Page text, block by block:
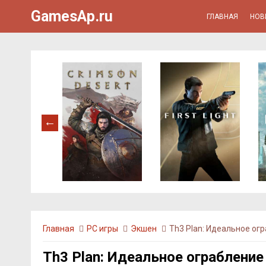
GamesAp.ru ГЛАВНАЯ
Главная PC игры Экшен Th3 Plan: Идеальное
Th3 Plan: Идеальное ограбление